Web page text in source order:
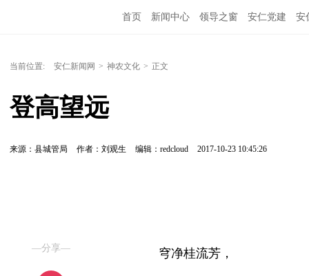
首页 新闻中心 领导之窗 安仁党建 安
当前位置: 安仁新闻网 > 神农文化 > 正文
登高望远
来源：县城管局 作者：刘观生 编辑：redcloud 2017-10-23 10:45:26
—分享— 穹净桂流芳，